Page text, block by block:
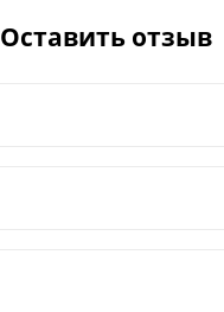
Оставить отзыв